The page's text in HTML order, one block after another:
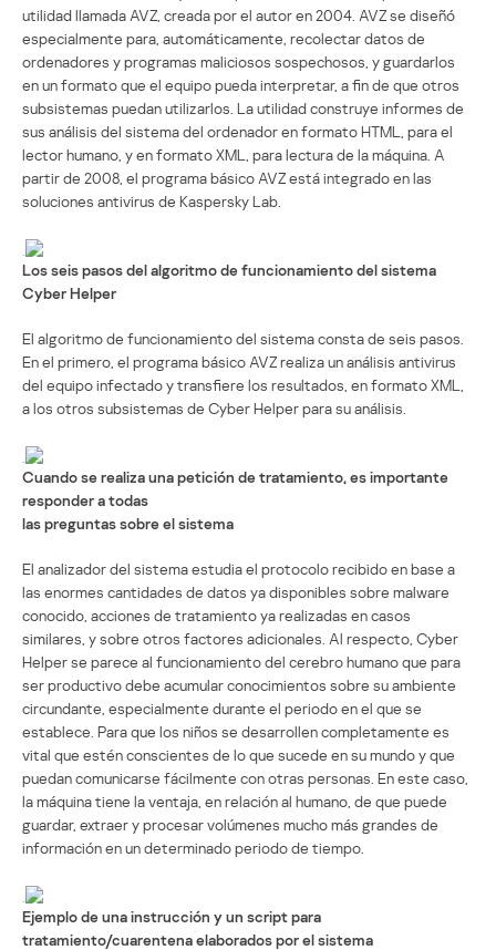
utilidad llamada AVZ, creada por el autor en 2004. AVZ se diseñó
especialmente para, automáticamente, recolectar datos de
ordenadores y programas maliciosos sospechosos, y guardarlos
en un formato que el equipo pueda interpretar, a fin de que otros
subsistemas puedan utilizarlos. La utilidad construye informes de
sus análisis del sistema del ordenador en formato HTML, para el
lector humano, y en formato XML, para lectura de la máquina. A
partir de 2008, el programa básico AVZ está integrado en las
soluciones antivirus de Kaspersky Lab.
Los seis pasos del algoritmo de funcionamiento del sistema
Cyber Helper
El algoritmo de funcionamiento del sistema consta de seis pasos.
En el primero, el programa básico AVZ realiza un análisis antivirus
del equipo infectado y transfiere los resultados, en formato XML,
a los otros subsistemas de Cyber Helper para su análisis.
Cuando se realiza una petición de tratamiento, es importante
responder a todas
las preguntas sobre el sistema
El analizador del sistema estudia el protocolo recibido en base a
las enormes cantidades de datos ya disponibles sobre malware
conocido, acciones de tratamiento ya realizadas en casos
similares, y sobre otros factores adicionales. Al respecto, Cyber
Helper se parece al funcionamiento del cerebro humano que para
ser productivo debe acumular conocimientos sobre su ambiente
circundante, especialmente durante el periodo en el que se
establece. Para que los niños se desarrollen completamente es
vital que estén conscientes de lo que sucede en su mundo y que
puedan comunicarse fácilmente con otras personas. En este caso,
la máquina tiene la ventaja, en relación al humano, de que puede
guardar, extraer y procesar volúmenes mucho más grandes de
información en un determinado periodo de tiempo.
Ejemplo de una instrucción y un script para
tratamiento/cuarentena elaborados por el sistema